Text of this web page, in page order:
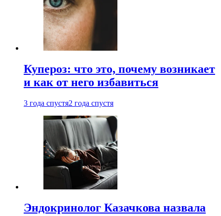
Купероз: что это, почему возникает
и как от него избавиться
3 года спустя2 года спустя
Эндокринолог Казачкова назвала